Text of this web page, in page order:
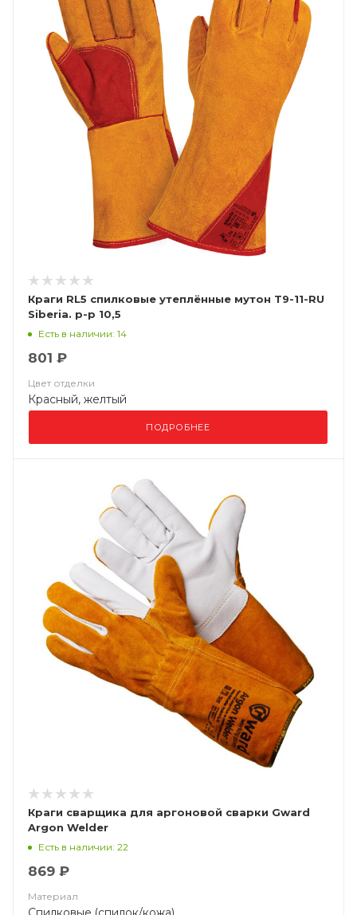
Краги RL5 спилковые утеплённые мутон Т9-11-RU
Siberia. р-р 10,5
Есть в наличии: 14
801 ₽
Цвет отделки
Красный, желтый
ПОДРОБНЕЕ
Краги сварщика для аргоновой сварки Gward
Argon Welder
Есть в наличии: 22
869 ₽
Материал